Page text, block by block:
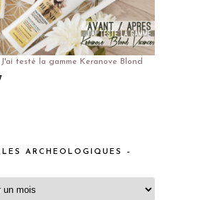
testé la gamme Keranove Blond
ARCHEOLOGIQUES –